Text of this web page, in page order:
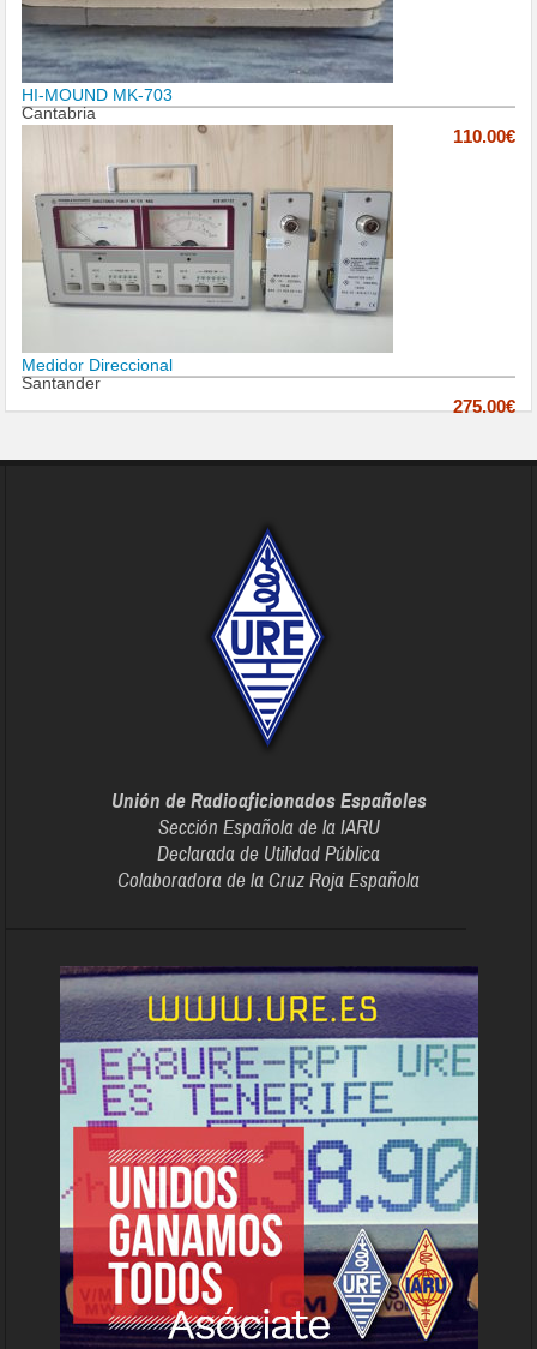
HI-MOUND MK-703
Cantabria
110.00€
Medidor Direccional
Santander
275.00€
Unión de Radioaficionados Españoles
Sección Española de la IARU
Declarada de Utilidad Pública
Colaboradora de la Cruz Roja Española